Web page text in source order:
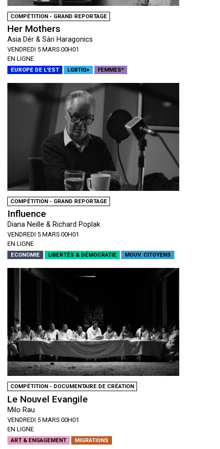
COMPÉTITION - GRAND REPORTAGE
Her Mothers
Asia Dér & Sári Haragonics
VENDREDI 5 MARS 00H01
EN LIGNE
EUROPE DE L'EST LGBTIQ+ FEMMES*
COMPÉTITION - GRAND REPORTAGE
Influence
Diana Neille & Richard Poplak
VENDREDI 5 MARS 00H01
EN LIGNE
ECONOMIE LIBERTÉS & DÉMOCRATIE MOUV. CITOYENS
COMPÉTITION - DOCUMENTAIRE DE CRÉATION
Le Nouvel Evangile
Milo Rau
VENDREDI 5 MARS 00H01
EN LIGNE
ART & ENGAGEMENT MIGRATIONS